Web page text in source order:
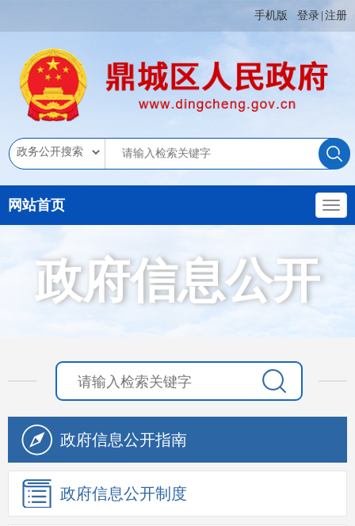
手机版 登录 注册
网站首页
政府信息公开
政府信息公开指南
政府信息公开制度